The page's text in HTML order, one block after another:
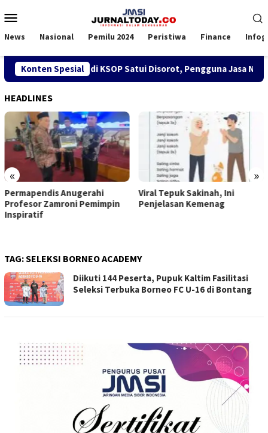
ke
Mobile
News Nasional Pemilu 2024 Peristiwa Finance
Konten Spesial
SPK TKBM di KSOP Satui Disorot, Pengguna Jasa Nilai
HEADLINES
« »
Permapendis Anugerahi
Profesor Zamroni Pemimpin
Inspiratif
Viral Tepuk Sakinah, Ini
Penjelasan Kemenag
TAG:SELEKSI BORNEO ACADEMY
Diikuti 144 Peserta, Pupuk Kaltim Fasilitasi
Seleksi Terbuka Borneo FC U-16 di Bontang